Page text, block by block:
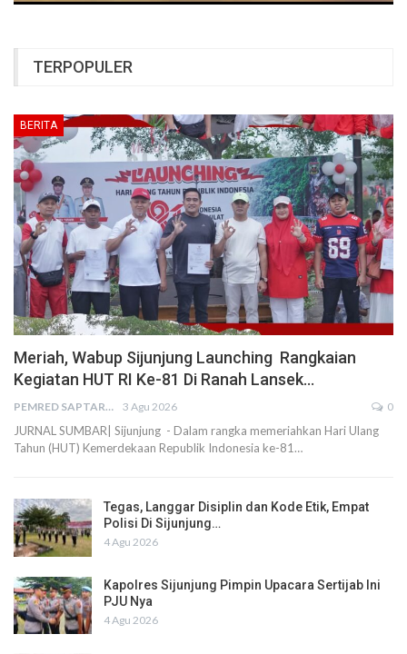
TERPOPULER
BERITA
Meriah, Wabup Sijunjung Launching Rangkaian
Kegiatan HUT RI Ke-81 Di Ranah Lansek…
PEMRED SAPTARIUS 3 Agu 2026 0
JURNAL SUMBAR| Sijunjung - Dalam rangka memeriahkan Hari Ulang
Tahun (HUT) Kemerdekaan Republik Indonesia ke-81…
Tegas, Langgar Disiplin dan Kode Etik, Empat
Polisi Di Sijunjung…
4 Agu 2026
Kapolres Sijunjung Pimpin Upacara Sertijab Ini
PJU Nya
4 Agu 2026